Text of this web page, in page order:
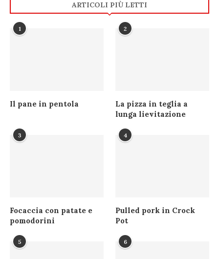
ARTICOLI PIÙ LETTI
1
Il pane in pentola
2
La pizza in teglia a
lunga lievitazione
3
Focaccia con patate e
pomodorini
4
Pulled pork in Crock
Pot
5 6